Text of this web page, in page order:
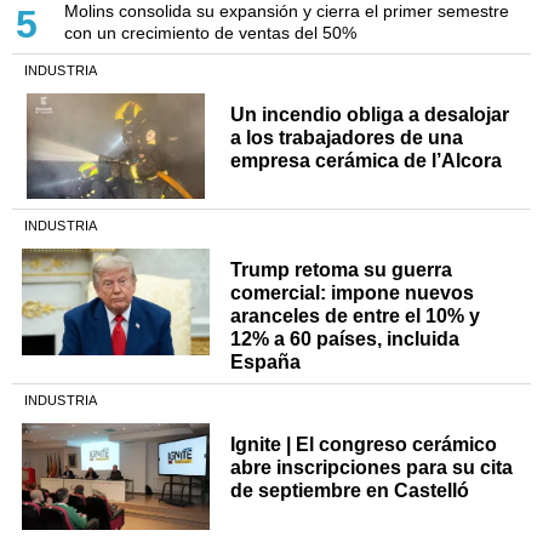
5
Molins consolida su expansión y cierra el primer semestre
con un crecimiento de ventas del 50%
INDUSTRIA
Un incendio obliga a desalojar
a los trabajadores de una
empresa cerámica de l’Alcora
INDUSTRIA
Trump retoma su guerra
comercial: impone nuevos
aranceles de entre el 10% y
12% a 60 países, incluida
España
INDUSTRIA
Ignite | El congreso cerámico
abre inscripciones para su cita
de septiembre en Castelló